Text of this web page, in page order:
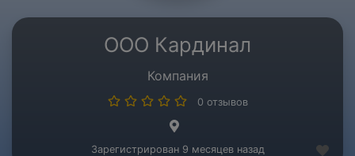
ООО Кардинал
Компания
0 отзывов
Зарегистрирован 9 месяцев назад